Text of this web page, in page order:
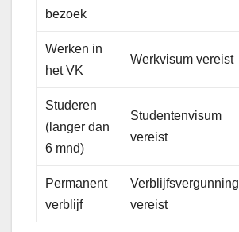
bezoek
Werken in
het VK
Werkvisum vereist
Studeren
(langer dan
6 mnd)
Studentenvisum
vereist
Permanent
verblijf
Verblijfsvergunning
vereist